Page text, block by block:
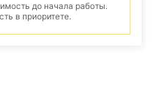
до начала работы.
в приоритете.